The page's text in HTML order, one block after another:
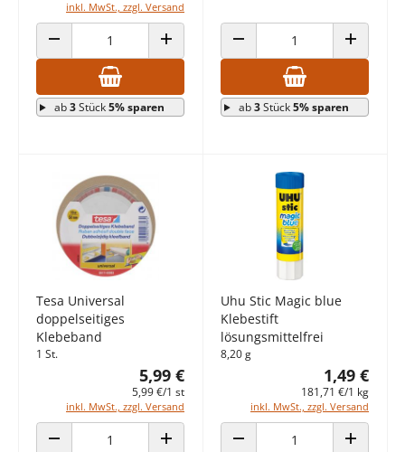
inkl. MwSt., zzgl. Versand
ANZAHL VERRINGERN ANZAHL ERHÖHEN
ab3Stück5% sparen
ANZAHL VERRINGERN ANZAHL
ab3Stück5% sparen
Tesa Universal
doppelseitiges
Klebeband
1 St.
5,99 €
5,99 €/1 st
inkl. MwSt., zzgl. Versand
Uhu Stic Magic blue
Klebestift
lösungsmittelfrei
8,20 g
1,49 €
181,71 €/1 kg
inkl. MwSt., zzgl. Versand